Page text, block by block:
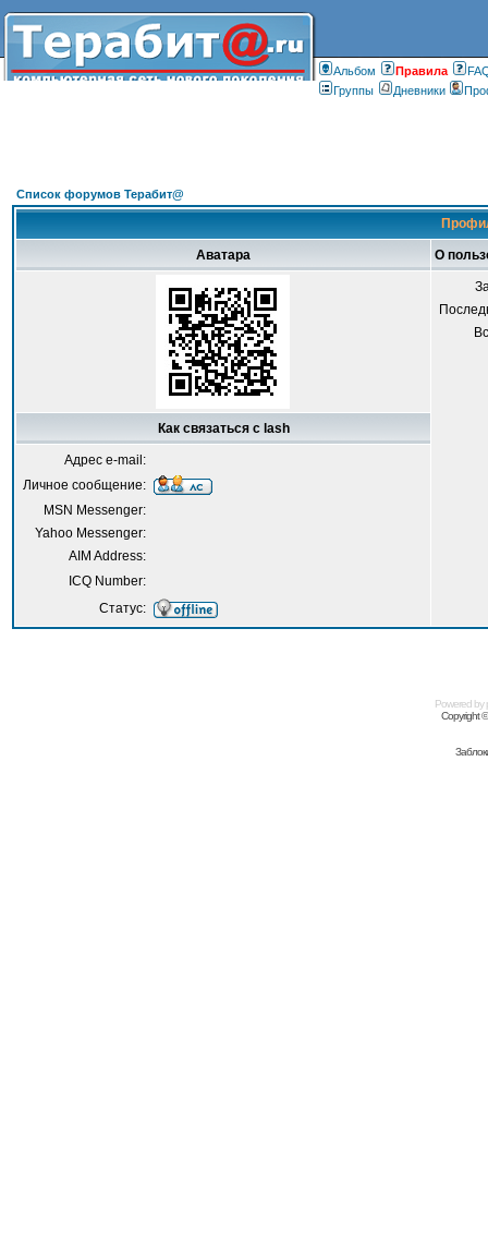
Альбом Правилa
Группы
Дневники
Список форумов Терабит@
Аватара О
Как связаться с lash
Адрес e-mail:
Личное сообщение:
MSN Messenger:
Yahoo Messenger:
AIM Address:
ICQ Number:
Статус:
Powered by
Copyright